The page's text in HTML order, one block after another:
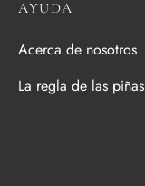
AYUDA
Acerca de nosotros
La regla de las piñas